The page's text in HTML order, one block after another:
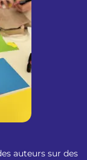
auteurs sur des